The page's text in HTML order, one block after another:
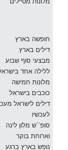
חופשה בארץ
דילים בארץ
מבצעי סוף שבוע
ללילה אחד
מלונות חמישה
כוכבים בישראל
דילים לישראל
לעכשיו
סופ``ש מלון לינה
וארוחת בוקר
נופש בארץ ברגע